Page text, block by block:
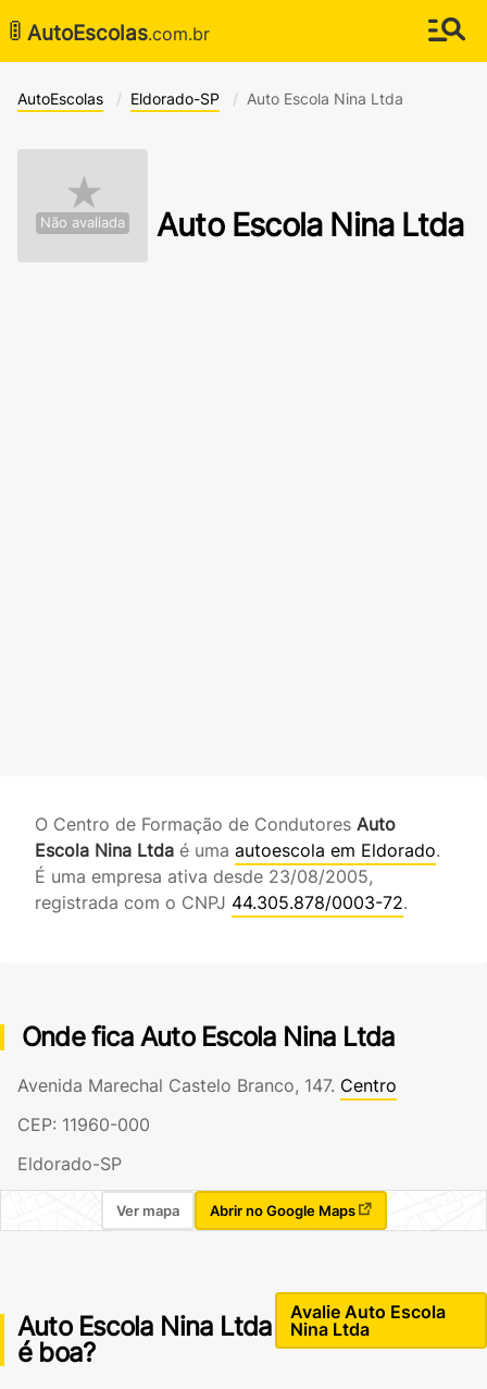
🚦 AutoEscolas.com.br
AutoEscolas Eldorado-SP Auto Escola Nina Ltda
★
Não avaliada Auto Escola Nina Ltda
O Centro de Formação de Condutores Auto
Escola Nina Ltda é uma autoescola em Eldorado.
É uma empresa ativa desde 23/08/2005,
registrada com o CNPJ 44.305.878/0003-72.
Onde fica Auto Escola Nina Ltda
Avenida Marechal Castelo Branco, 147. Centro
CEP: 11960-000
Eldorado-SP
Ver mapa Abrir no Google Maps
Auto Escola Nina Ltda
é boa?
Avalie Auto Escola
Nina Ltda